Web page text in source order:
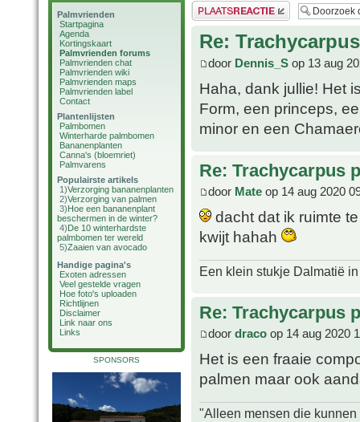
Palmvrienden
Startpagina
Agenda
Kortingskaart
Palmvrienden forums
Palmvrienden chat
Palmvrienden wiki
Palmvrienden maps
Palmvrienden label
Contact
Plantenlijsten
Palmbomen
Winterharde palmbomen
Bananenplanten
Canna's (bloemriet)
Palmvarens
Populairste artikels
1)Verzorging bananenplanten
2)Verzorging van palmen
3)Hoe een bananenplant
beschermen in de winter?
4)De 10 winterhardste
palmbomen ter wereld
5)Zaaien van avocado
Handige pagina's
Exoten adressen
Veel gestelde vragen
Hoe foto's uploaden
Richtlijnen
Disclaimer
Link naar ons
Links
SPONSORS
Plaats een reactie
Re:
door Dennis_S op 13 aug
Haha, dank jullie! Het
Form, een princeps,
minor en een
Re: Trachycarpus
door Mate op 14 aug 2020
dacht dat ik ruimte
kwijt hahah
Een klein stukje Dalmatië
Re: Trachycarpus
door draco op 14 aug 2020
Het is een fraaie
palmen maar ook
"Alleen mensen die